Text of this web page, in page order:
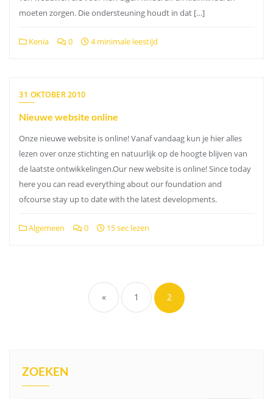
moeten zorgen. Die ondersteuning houdt in dat […]
Kenia 0 4 minimale leestijd
31 OKTOBER 2010
Nieuwe website online
Onze nieuwe website is online! Vanaf vandaag kun je hier alles
lezen over onze stichting en natuurlijk op de hoogte blijven van
de laatste ontwikkelingen.Our new website is online! Since today
here you can read everything about our foundation and
ofcourse stay up to date with the latest developments.
Algemeen 0 15 sec lezen
« 1 2
ZOEKEN